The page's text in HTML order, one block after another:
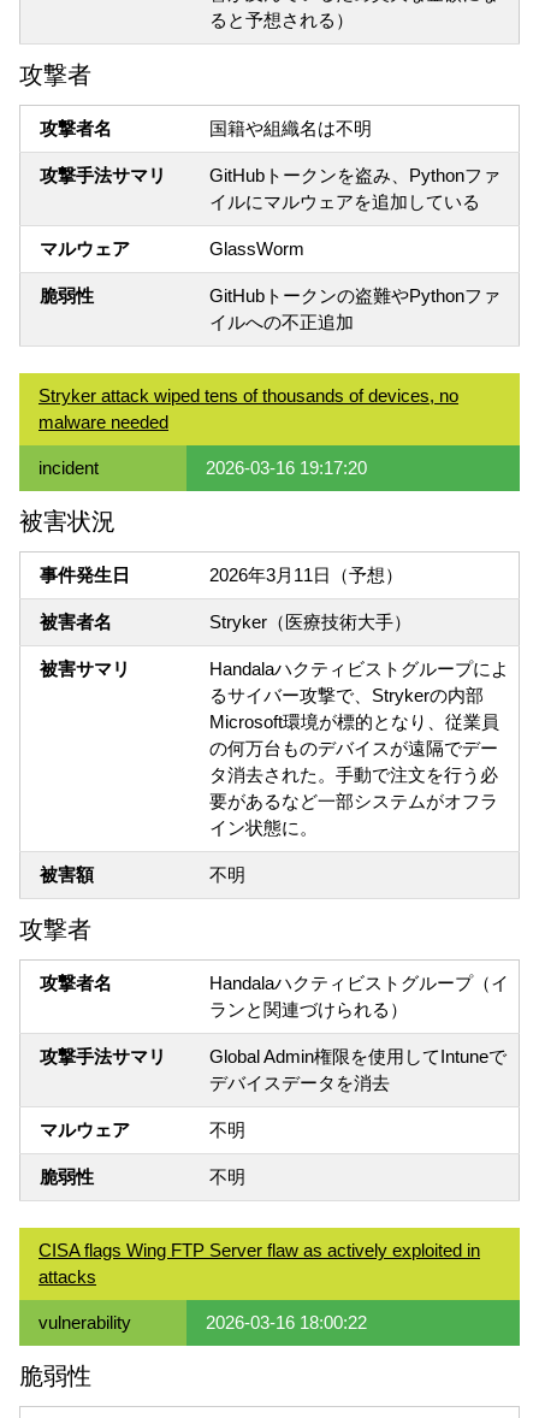
ると予想される）
攻撃者
攻撃者名 国籍や組織名は不明
攻撃手法サマリ
GitHubトークンを盗み、Pythonファ
イルにマルウェアを追加している
マルウェア GlassWorm
脆弱性
GitHubトークンの盗難やPythonファ
イルへの不正追加
Stryker attack wiped tens of thousands of devices, no
malware needed
incident 2026-03-16 19:17:20
被害状況
事件発生日 2026年3月11日（予想）
被害者名 Stryker（医療技術大手）
被害サマリ
Handalaハクティビストグループによ
るサイバー攻撃で、Strykerの内部
Microsoft環境が標的となり、従業員
の何万台ものデバイスが遠隔でデー
タ消去された。手動で注文を行う必
要があるなど一部システムがオフラ
イン状態に。
被害額 不明
攻撃者
攻撃者名
Handalaハクティビストグループ（イ
ランと関連づけられる）
攻撃手法サマリ
Global Admin権限を使用してIntuneで
デバイスデータを消去
マルウェア 不明
脆弱性 不明
CISA flags Wing FTP Server flaw as actively exploited in
attacks
vulnerability 2026-03-16 18:00:22
脆弱性